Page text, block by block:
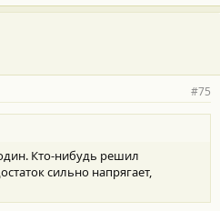
но менять и сравнивать
информация по проблеме, прошу
#75
Кто-нибудь решил
сильно напрягает,